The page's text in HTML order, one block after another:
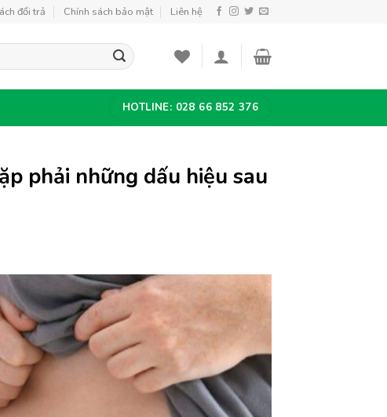
đổi trả Chính sách bảo mật Liên hệ
HOTLINE: 028 66 852 376
phải những dấu hiệu sau